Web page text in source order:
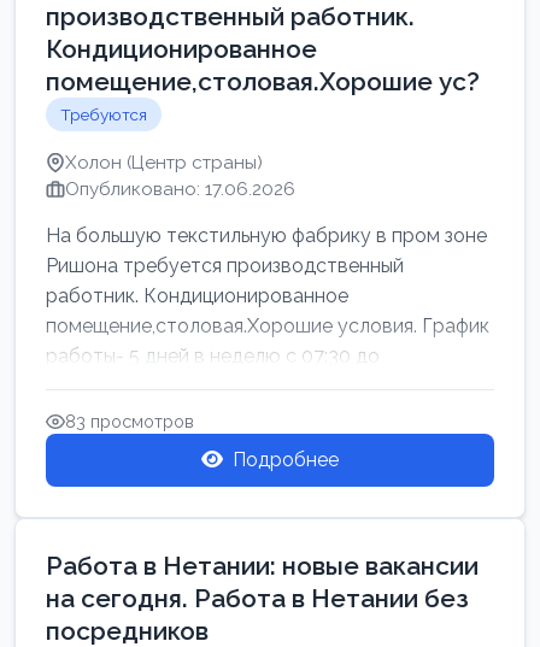
производственный работник.
Кондиционированное
помещение,столовая.Хорошие ус?
Требуются
Холон (Центр страны)
Опубликовано: 17.06.2026
На большую текстильную фабрику в пром зоне
Ришона требуется производственный
работник. Кондиционированное
помещение,столовая.Хорошие условия. График
работы- 5 дней в неделю с 07:30 до
17:00.Высокая за...
83 просмотров
Подробнее
Работа в Нетании: новые вакансии
на сегодня. Работа в Нетании без
посредников